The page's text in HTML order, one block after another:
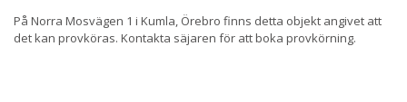
På Norra Mosvägen 1 i Kumla, Örebro finns detta objekt angivet att
det kan provköras. Kontakta säjaren för att boka provkörning.